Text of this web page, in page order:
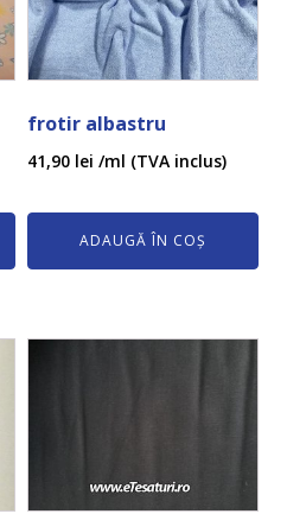
frotir albastru
41,90 lei /ml (TVA inclus)
ADAUGĂ ÎN COȘ